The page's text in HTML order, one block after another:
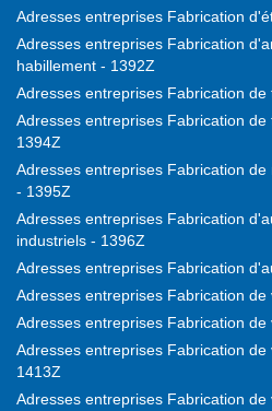
Adresses entreprises Fabrication
Adresses entreprises Fabrication
habillement - 1392Z
Adresses entreprises Fabrication
Adresses entreprises Fabrication
1394Z
Adresses entreprises Fabrication
- 1395Z
Adresses entreprises Fabrication
industriels - 1396Z
Adresses entreprises Fabrication
Adresses entreprises Fabrication
Adresses entreprises Fabrication
Adresses entreprises Fabrication
1413Z
Adresses entreprises Fabrication